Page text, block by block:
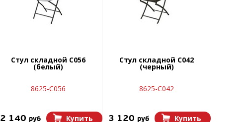
Стул складной C056
(белый)
8625-C056
2 140 руб Купить
Стул складной C042
(черный)
8625-C042
3 120 руб Купить